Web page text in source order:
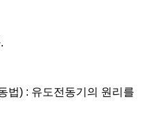
법) : 유도전동기의 원리를